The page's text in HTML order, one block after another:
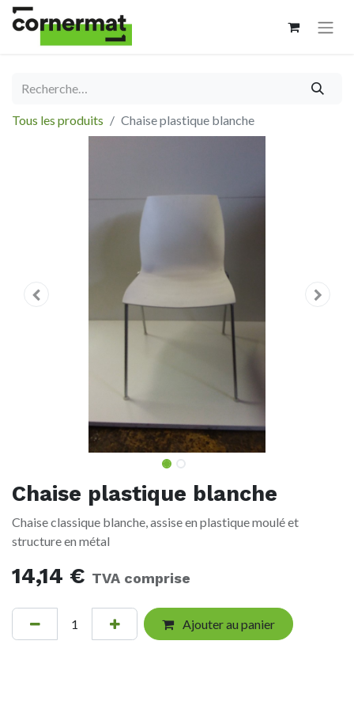
Tous les produits Chaise plastique blanche
Chaise plastique blanche
Chaise classique blanche, assise en plastique moulé et
structure en métal
14,14 € TVA comprise
Ajouter au panier